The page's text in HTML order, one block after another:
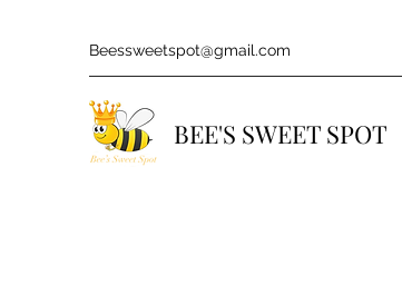
Beessweetspot@gmail.com
BEE'S SWEET SPOT